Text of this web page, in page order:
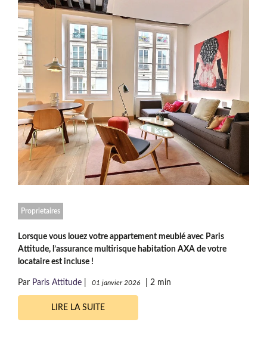
Proprietaires
Lorsque vous louez votre appartement meublé avec Paris
Attitude, l’assurance multirisque habitation AXA de votre
locataire est incluse !
Par Paris Attitude 01 janvier 2026 2 min
LIRE LA SUITE